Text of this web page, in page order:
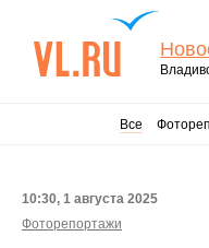
Все
10:30, 1 августа 2025
Фоторепортажи